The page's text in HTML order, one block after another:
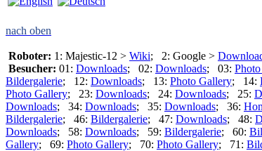
nach oben
Roboter: 1: Majestic-12 > Wiki; 2: Google >
Besucher: 01: Downloads; 02: Downloads; 03:
Bildergalerie; 12: Downloads; 13: Photo Gallery; 14:
Photo Gallery; 23: Downloads; 24: Downloads; 25:
Downloads; 34: Downloads; 35: Downloads; 36:
Bildergalerie; 46: Bildergalerie; 47: Downloads; 48:
Downloads; 58: Downloads; 59: Bildergalerie; 60:
Gallery; 69: Photo Gallery; 70: Photo Gallery; 71: